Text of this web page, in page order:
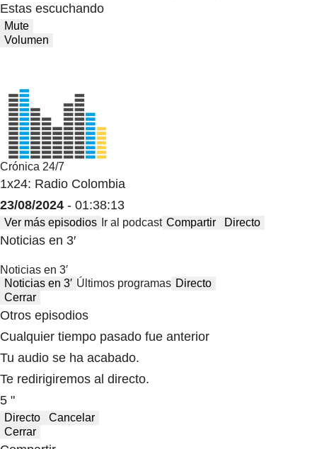
Estas escuchando
Mute
Volumen
Crónica 24/7
1x24: Radio Colombia
23/08/2024 - 01:38:13
Ver más episodios Ir al podcast Compartir Directo
Noticias en 3′
Noticias en 3′
Noticias en 3′ Últimos programas Directo
Cerrar
Otros episodios
Cualquier tiempo pasado fue anterior
Tu audio se ha acabado.
Te redirigiremos al directo.
5 "
Directo
Cancelar
Cerrar